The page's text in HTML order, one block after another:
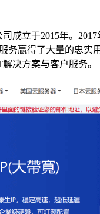
成立于2015年。
务赢得了大量的忠
决方案与客户服务。